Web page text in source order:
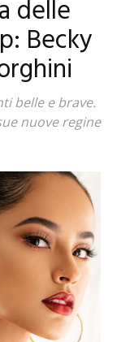
delle
Becky
belle e brave.
nuove regine